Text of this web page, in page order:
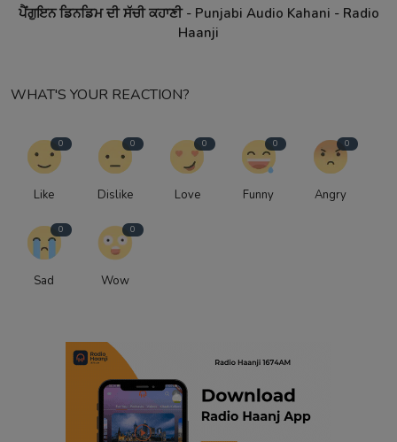
ਪੈਂਗੁਇਨ ਡਿਨਡਿਮ ਦੀ ਸੱਚੀ ਕਹਾਣੀ - Punjabi Audio Kahani - Radio
Haanji
WHAT'S YOUR REACTION?
0
Like
0
Dislike
0
Love
0
Funny
0
Angry
0
Sad
0
Wow